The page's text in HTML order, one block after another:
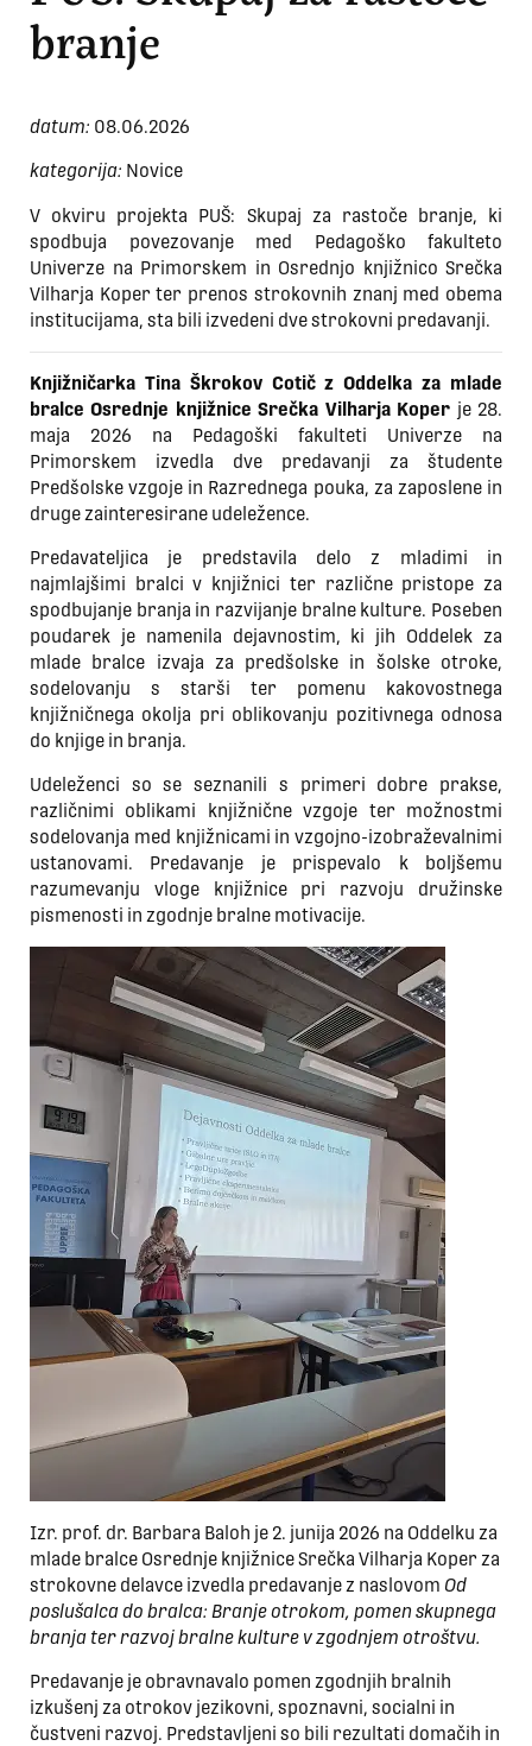
branje
datum: 08.06.2026
kategorija: Novice
V okviru projekta PUŠ: Skupaj za rastoče branje, ki
spodbuja povezovanje med Pedagoško fakulteto
Univerze na Primorskem in Osrednjo knjižnico Srečka
Vilharja Koper ter prenos strokovnih znanj med obema
institucijama, sta bili izvedeni dve strokovni predavanji.
Knjižničarka Tina Škrokov Cotič z Oddelka za mlade
bralce Osrednje knjižnice Srečka Vilharja Koper je 28.
maja 2026 na Pedagoški fakulteti Univerze na
Primorskem izvedla dve predavanji za študente
Predšolske vzgoje in Razrednega pouka, za zaposlene in
druge zainteresirane udeležence.
Predavateljica je predstavila delo z mladimi in
najmlajšimi bralci v knjižnici ter različne pristope za
spodbujanje branja in razvijanje bralne kulture. Poseben
poudarek je namenila dejavnostim, ki jih Oddelek za
mlade bralce izvaja za predšolske in šolske otroke,
sodelovanju s starši ter pomenu kakovostnega
knjižničnega okolja pri oblikovanju pozitivnega odnosa
do knjige in branja.
Udeleženci so se seznanili s primeri dobre prakse,
različnimi oblikami knjižnične vzgoje ter možnostmi
sodelovanja med knjižnicami in vzgojno-izobraževalnimi
ustanovami. Predavanje je prispevalo k boljšemu
razumevanju vloge knjižnice pri razvoju družinske
pismenosti in zgodnje bralne motivacije.
Izr. prof. dr. Barbara Baloh je 2. junija 2026 na Oddelku za
mlade bralce Osrednje knjižnice Srečka Vilharja Koper za
strokovne delavce izvedla predavanje z naslovom Od
poslušalca do bralca: Branje otrokom, pomen skupnega
branja ter razvoj bralne kulture v zgodnjem otroštvu.
Predavanje je obravnavalo pomen zgodnjih bralnih
izkušenj za otrokov jezikovni, spoznavni, socialni in
čustveni razvoj. Predstavljeni so bili rezultati domačih in